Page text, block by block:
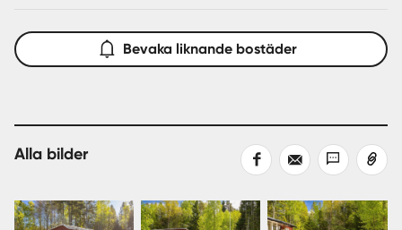
Bevaka liknande bostäder
Alla bilder
Dela
Dela
med
Dela
med
Kopiera
länk